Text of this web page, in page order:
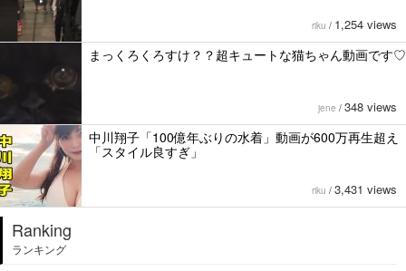
riku / 1,254 views
まっくろくろすけ？？超キュートな猫ちゃん動画です♡
jene / 348 views
中川翔子「100億年ぶりの水着」動画が600万再生超え
「スタイル良すぎ」
riku / 3,431 views
Ranking
ランキング